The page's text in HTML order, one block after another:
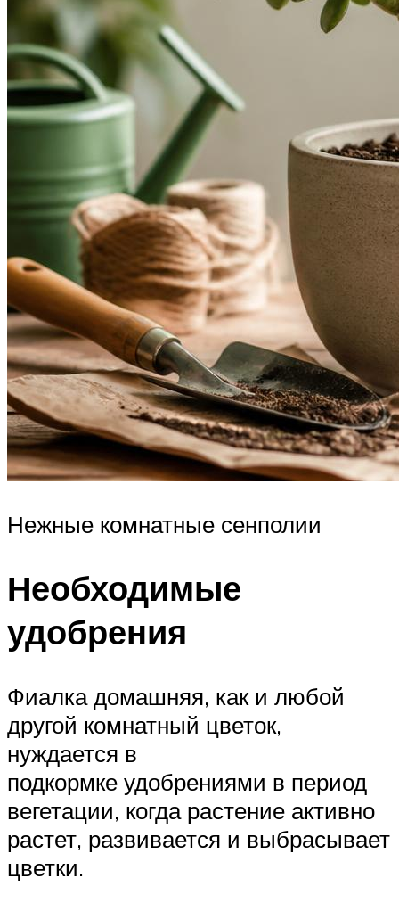
Нежные комнатные сенполии
Необходимые
удобрения
Фиалка домашняя, как и любой
другой комнатный цветок,
нуждается в
подкормке удобрениями в период
вегетации, когда растение активно
растет, развивается и выбрасывает
цветки.